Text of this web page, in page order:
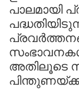
പാലമായി
അതിലൂടെ